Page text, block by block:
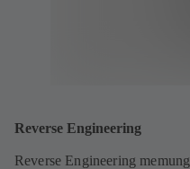
Reverse Engineering
Reverse Engineering